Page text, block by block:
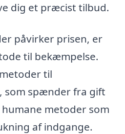
dig et præcist tilbud.
påvirker prisen, er
til bekæmpelse.
til
som spænder fra gift
metoder som
af indgange.